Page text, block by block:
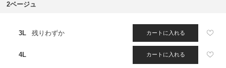
2ベージュ
3L 残りわずか カートに入れる
4L カートに入れる